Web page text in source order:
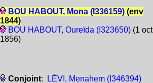
BOU HABOUT, Mona (I336159)(env
1844)
BOU HABOUT, Oureïda (I323650)(1 oct
1856)
Conjoint:
LÉVI, Menahem (I346394)